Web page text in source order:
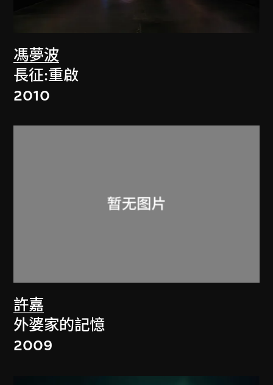
馮夢波
長征:重啟
2010
許嘉
外婆家的記憶
2009